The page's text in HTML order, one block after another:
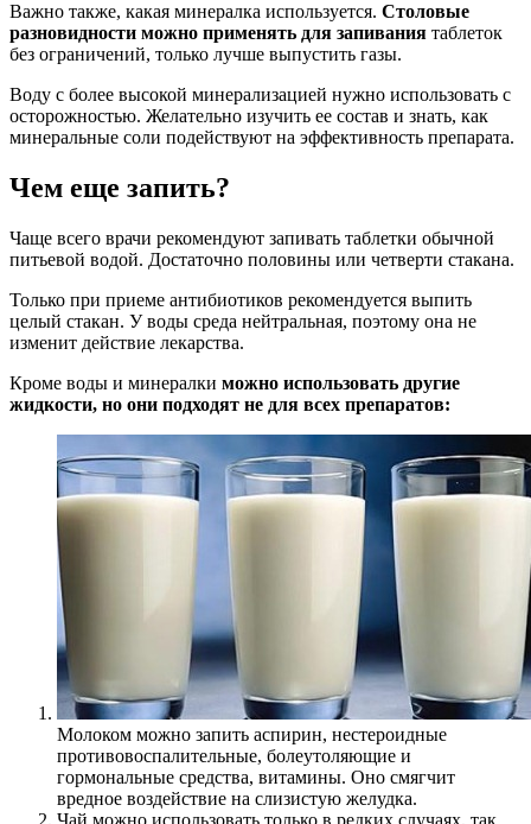
Важно также, какая минералка используется. Столовые
разновидности можно применять для запивания таблеток
без ограничений, только лучше выпустить газы.
Воду с более высокой минерализацией нужно использовать с
осторожностью. Желательно изучить ее состав и знать, как
минеральные соли подействуют на эффективность препарата.
Чем еще запить?
Чаще всего врачи рекомендуют запивать таблетки обычной
питьевой водой. Достаточно половины или четверти стакана.
Только при приеме антибиотиков рекомендуется выпить
целый стакан. У воды среда нейтральная, поэтому она не
изменит действие лекарства.
Кроме воды и минералки можно использовать другие
жидкости, но они подходят не для всех препаратов:
Молоком можно запить аспирин, нестероидные
противовоспалительные, болеутоляющие и
гормональные средства, витамины. Оно смягчит
вредное воздействие на слизистую желудка.
Чай можно использовать только в редких случаях, так